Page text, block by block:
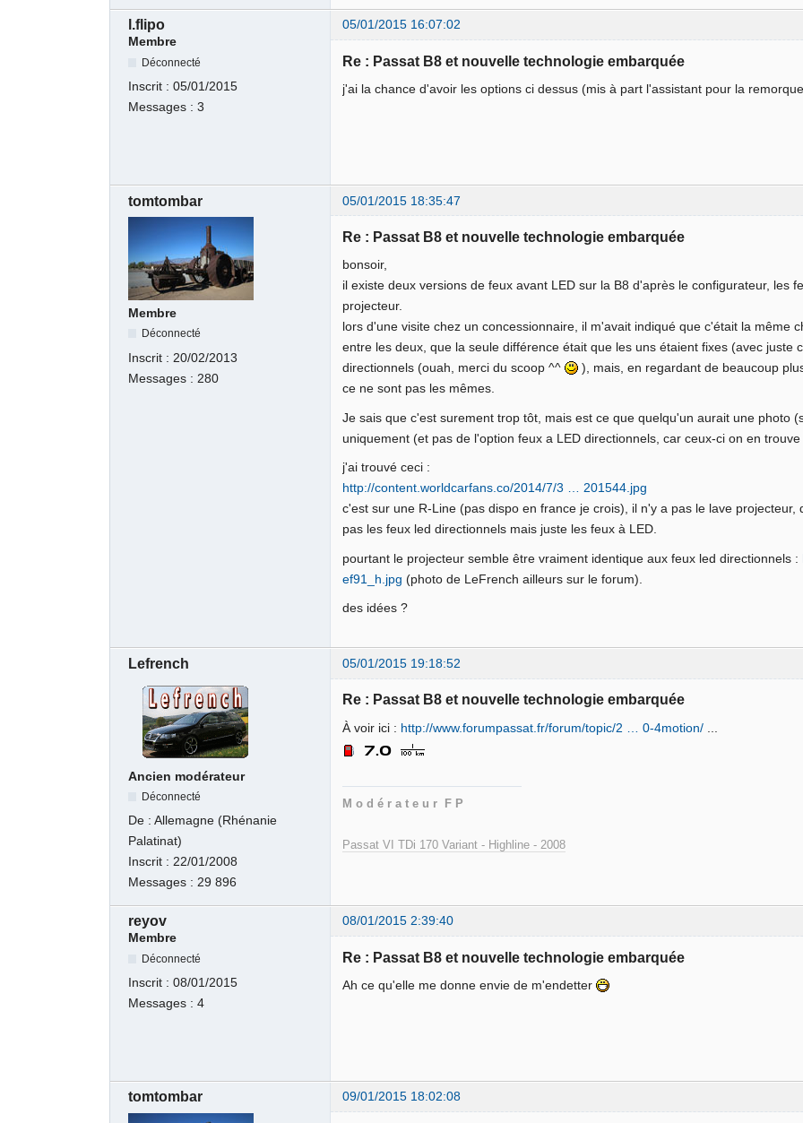
l.flipo
05/01/2015 16:07:02
Membre
Déconnecté
Inscrit :05/01/2015
Messages :3
Re : Passat B8 et nouvelle technologie embarquée
j'ai la chance d'avoir les options ci dessus (mis à part l'assistant pour la
tomtombar 05/01/2015 18:35:47
Membre
Déconnecté
Inscrit : 20/02/2013
Messages : 280
Re : Passat B8 et nouvelle technologie embarquée
bonsoir,
il existe deux versions de feux avant LED sur la B8 d'après le configurateur, les
projecteur.
lors d'une visite chez un concessionnaire, il m'avait indiqué que c'était la même
entre les deux, que la seule différence était que les uns étaient fixes (avec juste
directionnels (ouah, merci du scoop ^^
), mais, en regardant de beaucoup
ce ne sont pas les mêmes.
Je sais que c'est surement trop tôt, mais est ce que quelqu'un aurait une photo
uniquement (et pas de l'option feux a LED directionnels, car ceux-ci on en
j'ai trouvé ceci :
http://content.worldcarfans.co/2014/7/3 … 201544.jpg
c'est sur une R-Line (pas dispo en france je crois), il n'y a pas le lave
pas les feux led directionnels mais juste les feux à LED.
pourtant le projecteur semble être vraiment identique aux feux led directionnels :
ef91_h.jpg (photo de LeFrench ailleurs sur le forum).
des idées ?
Lefrench 05/01/2015 19:18:52
Ancien modérateur
Déconnecté
De :Allemagne (Rhénanie
Palatinat)
Inscrit :22/01/2008
Messages :29 896
Re : Passat B8 et nouvelle technologie embarquée
À voir ici : http://www.forumpassat.fr/forum/topic/2 … 0-4motion/
M o d é r a t e u r F P
Passat VI TDi 170 Variant - Highline - 2008
reyov
08/01/2015 2:39:40
Membre
Déconnecté
Inscrit :08/01/2015
Messages :4
Re : Passat B8 et nouvelle technologie embarquée
Ah ce qu'elle me donne envie de m'endetter
tomtombar 09/01/2015 18:02:08